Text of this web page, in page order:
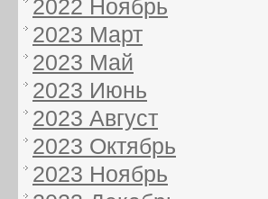
2022 Ноябрь
2023 Март
2023 Май
2023 Июнь
2023 Август
2023 Октябрь
2023 Ноябрь